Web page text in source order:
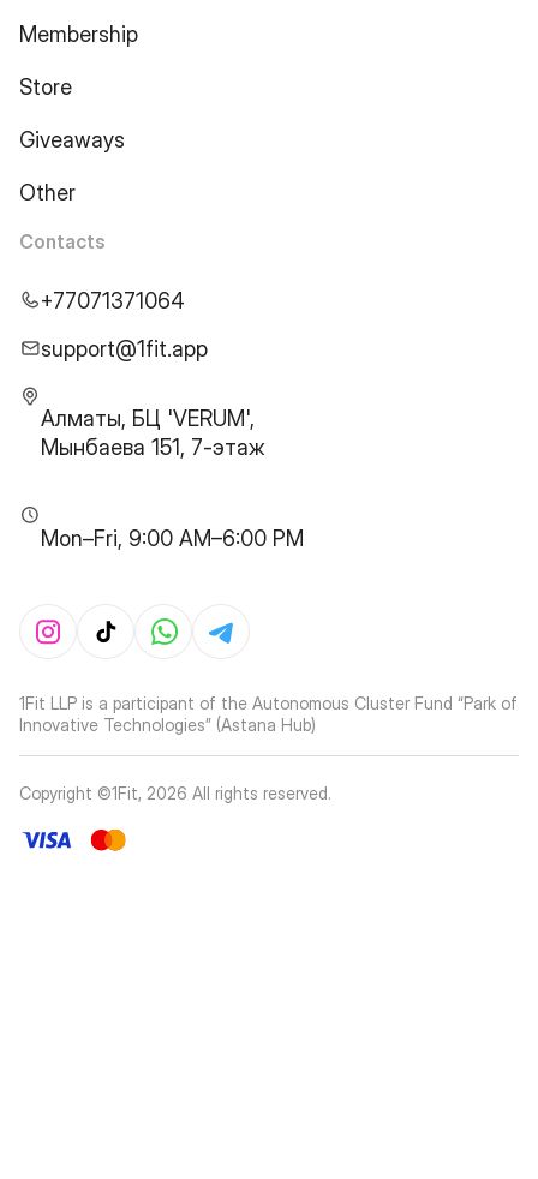
Membership
Store
Giveaways
Other
Contacts
+77071371064
support@1fit.app
Алматы, БЦ 'VERUM',
Мынбаева 151, 7-этаж
Mon–Fri, 9:00 AM–6:00 PM
1Fit LLP is a participant of the Autonomous Cluster Fund “Park of
Innovative Technologies” (Astana Hub)
Copyright ©1Fit, 2026 All rights reserved.